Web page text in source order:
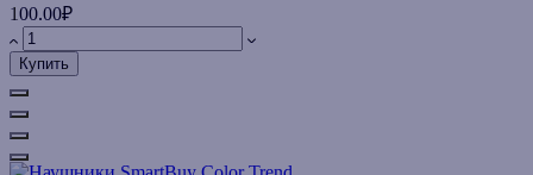
100.00₽
Купить